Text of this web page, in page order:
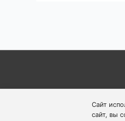
записям
Сайт
сайт, вы